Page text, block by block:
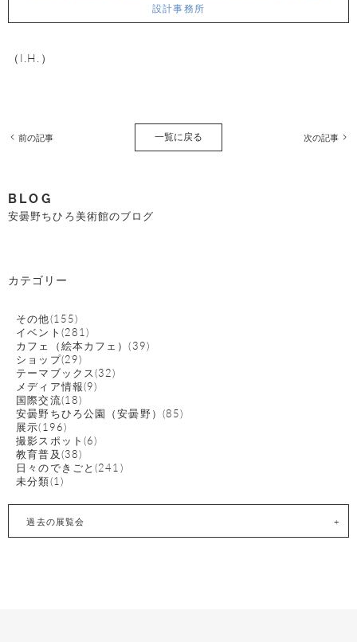
設計事務所
（I.H.）
前の記事 一覧に戻る 次の記事
BLOG
安曇野ちひろ美術館のブログ
カテゴリー
その他(155)
イベント(281)
カフェ（絵本カフェ）(39)
ショップ(29)
テーマブックス(32)
メディア情報(9)
国際交流(18)
安曇野ちひろ公園（安曇野）(85)
展示(196)
撮影スポット(6)
教育普及(38)
日々のできごと(241)
未分類(1)
過去の展覧会